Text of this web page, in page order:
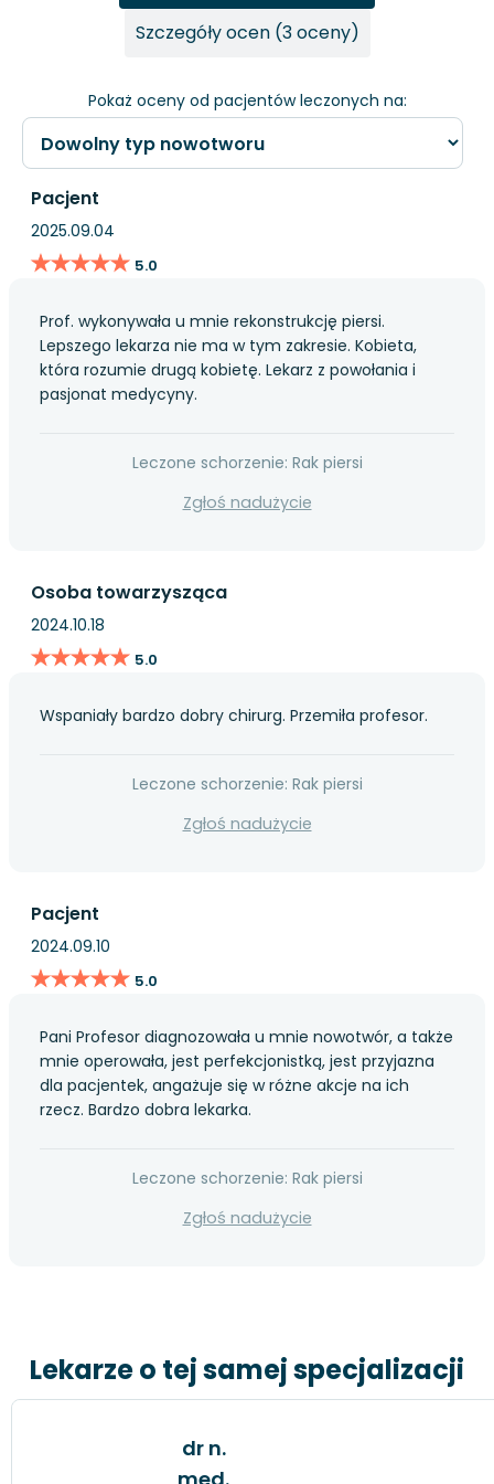
Pokaż oceny od pacjentów leczonych na:
Szczegóły ocen (3 oceny)
Pacjent
2025.09.04
★★★★★
★★★★★ 5.0
Prof. wykonywała u mnie rekonstrukcję piersi.
Lepszego lekarza nie ma w tym zakresie. Kobieta,
która rozumie drugą kobietę. Lekarz z powołania i
pasjonat medycyny.
Leczone schorzenie: Rak piersi
Zgłoś nadużycie
Osoba towarzysząca
2024.10.18
★★★★★
★★★★★ 5.0
Wspaniały bardzo dobry chirurg. Przemiła profesor.
Leczone schorzenie: Rak piersi
Zgłoś nadużycie
Pacjent
2024.09.10
★★★★★
★★★★★ 5.0
Pani Profesor diagnozowała u mnie nowotwór, a także
mnie operowała, jest perfekcjonistką, jest przyjazna
dla pacjentek, angażuje się w różne akcje na ich
rzecz. Bardzo dobra lekarka.
Leczone schorzenie: Rak piersi
Zgłoś nadużycie
Lekarze o tej samej specjalizacji
dr n.